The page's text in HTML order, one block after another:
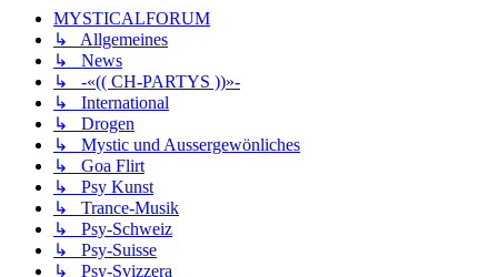
MYSTICALFORUM
↳ Allgemeines
↳ News
↳ -«(( CH-PARTYS ))»-
↳ International
↳ Drogen
↳ Mystic und Aussergewönliches
↳ Goa Flirt
↳ Psy Kunst
↳ Trance-Musik
↳ Psy-Schweiz
↳ Psy-Suisse
↳ Psy-Svizzera